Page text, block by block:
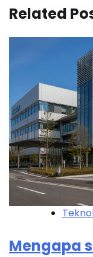
Related
Mengapa